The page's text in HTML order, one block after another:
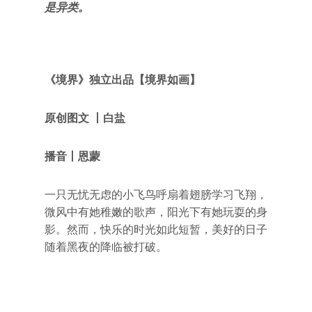
是异类。
《境界》 独立出品【境界如画】
原创图文 丨白盐
播音丨恩蒙
一只无忧无虑的小飞鸟呼扇着翅膀学习飞翔，
微风中有她稚嫩的歌声，阳光下有她玩耍的身
影。然而，快乐的时光如此短暂，美好的日子
随着黑夜的降临被打破。